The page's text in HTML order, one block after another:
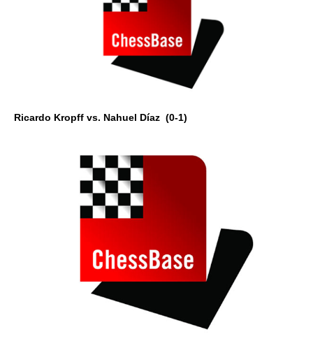
Ricardo Kropff vs. Nahuel Díaz (0-1)